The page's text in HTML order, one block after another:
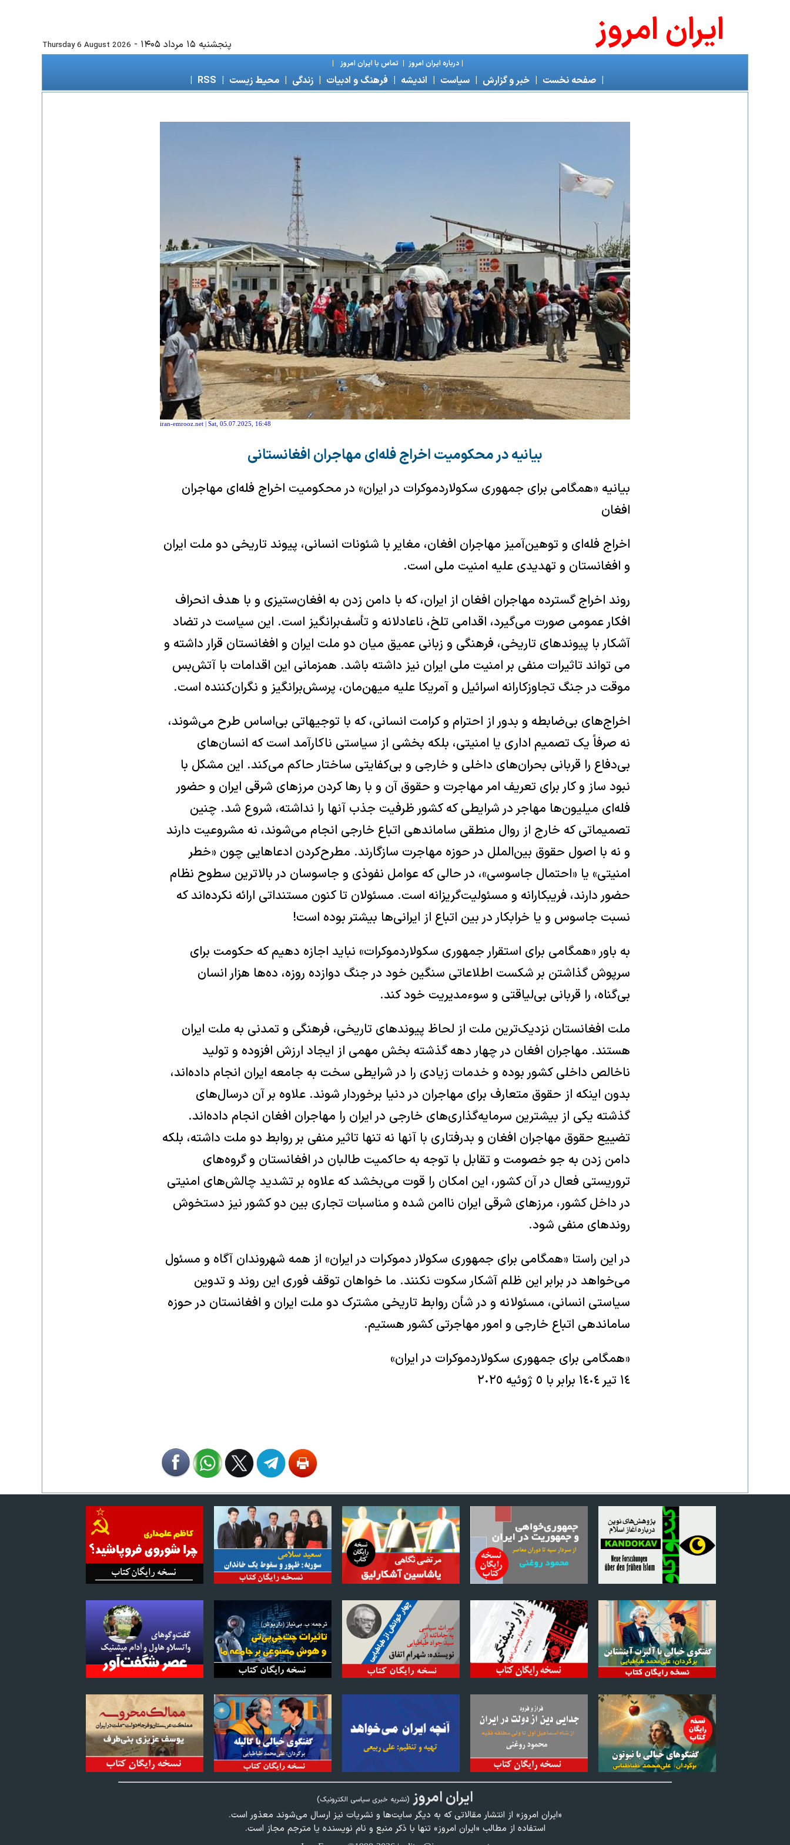
پنجشنبه ۱۵ مرداد ۱۴۰۵ -
Thursday 6 August 2026 ايران امروز
|درباره ايران امروز | تماس با ايران امروز |
|صفحه نخست |خبر و گزارش |سياست | انديشه | فرهنگ و ادبيات |زندگی |محیط زیست |
RSS
|
iran-emrooz.net | Sat, 05.07.2025, 16:48
بیانیه در محکومیت اخراج فله‌ای مهاجران افغانستانی
بیانیه «همگامی برای جمهوری سکولاردموکرات در ایران» در محکومیت اخراج فله‌ای مهاجران
افغان
اخراج فله‌ای و توهین‌آمیز مهاجران افغان، مغایر با شئونات انسانی، پیوند تاریخی دو ملت ایران
و افغانستان و تهدیدی علیه امنیت ملی است.
روند اخراج گسترده مهاجران افغان از ایران، که با دامن زدن به افغان‌ستیزی و با هدف انحراف
افکار عمومی صورت می‌گیرد، اقدامی تلخ، ناعادلانه و تأسف‌برانگیز است. این سیاست در تضاد
آشکار با پیوندهای تاریخی، فرهنگی و زبانی عمیق میان دو ملت ایران و افغانستان قرار داشته و
می تواند تاثیرات منفی بر امنیت ملی ایران نیز داشته باشد. همزمانی این اقدامات با آتش‌بس
موقت در جنگ تجاوزکارانه اسرائیل و آمریکا علیه میهن‌مان، پرسش‌برانگیز و نگران‌کننده است.
اخراج‌های بی‌ضابطه و بدور از احترام و کرامت انسانی، که با توجیهاتی بی‌اساس طرح می‌شوند،
نه صرفاً یک تصمیم اداری یا امنیتی، بلکه بخشی از سیاستی ناکارآمد است که انسان‌های
بی‌دفاع را قربانی بحران‌های داخلی و خارجی و بی‌کفایتی ساختار حاکم می‌کند. این مشکل با
نبود ساز و کار برای تعریف امر مهاجرت و حقوق آن و با رها کردن مرزهای شرقی ایران و حضور
فله‌ای میلیون‌ها مهاجر در شرایطی که کشور ظرفیت جذب آنها را نداشته، شروع شد. چنین
تصمیماتی که خارج از روال منطقی ساماندهی اتباع خارجی انجام می‌شوند، نه مشروعیت دارند
و نه با اصول حقوق بین‌الملل در حوزه مهاجرت سازگارند. مطرح‌کردن ادعاهایی چون «خطر
امنیتی» یا «احتمال جاسوسی»، در حالی که عوامل نفوذی و جاسوسان در بالاترین سطوح نظام
حضور دارند، فریبکارانه و مسئولیت‌گریزانه است. مسئولان تا کنون مستنداتی ارائه نکرده‌اند که
نسبت جاسوس و یا خرابکار در بین اتباع از ایرانی‌ها بیشتر بوده است!
به باور «همگامی برای استقرار جمهوری سکولاردموکرات» نباید اجازه دهیم که حکومت برای
سرپوش گذاشتن بر شکست اطلاعاتی سنگین خود در جنگ دوازده روزه، ده‌ها هزار انسان
بی‌گناه، را قربانی بی‌لیاقتی و سوء‌مدیریت خود کند.
ملت افغانستان نزدیک‌ترین ملت از لحاظ پیوندهای تاریخی، فرهنگی و تمدنی به ملت ایران
هستند. مهاجران افغان در چهار دهه گذشته بخش مهمی از ایجاد ارزش افزوده و تولید
ناخالص داخلی کشور بوده و خدمات زیادی را در شرایطی سخت به جامعه ایران انجام داده‌اند،
بدون اینکه از حقوق متعارف برای مهاجران در دنیا برخوردار شوند. علاوه بر آن درسال‌های
گذشته یکی از بیشترین سرمایه‌گذاری‌های خارجی در ایران را مهاجران افغان انجام داده‌اند.
تضییع حقوق مهاجران افغان و بدرفتاری با آنها نه تنها تاثیر منفی بر روابط دو ملت داشته، بلکه
دامن زدن به جو خصومت و تقابل با توجه به حاکمیت طالبان در افغانستان و گروه‌های
تروریستی فعال در آن کشور، این امکان را قوت می‌بخشد که علاوه بر تشدید چالش‌های امنیتی
در داخل کشور، مرزهای شرقی ایران ناامن شده و مناسبات تجاری بین دو کشور نیز دستخوش
روندهای منفی شود.
در این راستا «همگامی برای جمهوری سکولار دموکرات در ایران» از همه شهروندان آگاه و مسئول
می‌خواهد در برابر این ظلم آشکار سکوت نکنند. ما خواهان توقف فوری این روند و تدوین
سیاستی انسانی، مسئولانه و در شأن روابط تاریخی مشترک دو ملت ایران و افغانستان در حوزه
ساماندهی اتباع خارجی و امور مهاجرتی کشور هستیم.
«همگامی برای جمهوری سکولاردموکرات در ایران»
١٤ تیر ١٤٠٤ برابر با ٥ ژوئیه ٢٠٢٥
ايران امروز (نشريه خبری سياسی الکترونیک)
«ايران امروز» از انتشار مقالاتی كه به ديگر سايت‌ها و نشريات نيز ارسال می‌شوند معذور است.
استفاده از مطالب «ايران امروز» تنها با ذكر منبع و نام نويسنده يا مترجم مجاز است.